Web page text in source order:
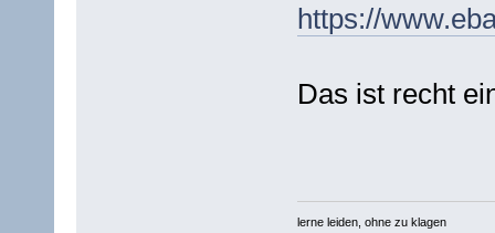
https://
Das ist recht
lerne leiden, ohne zu klagen